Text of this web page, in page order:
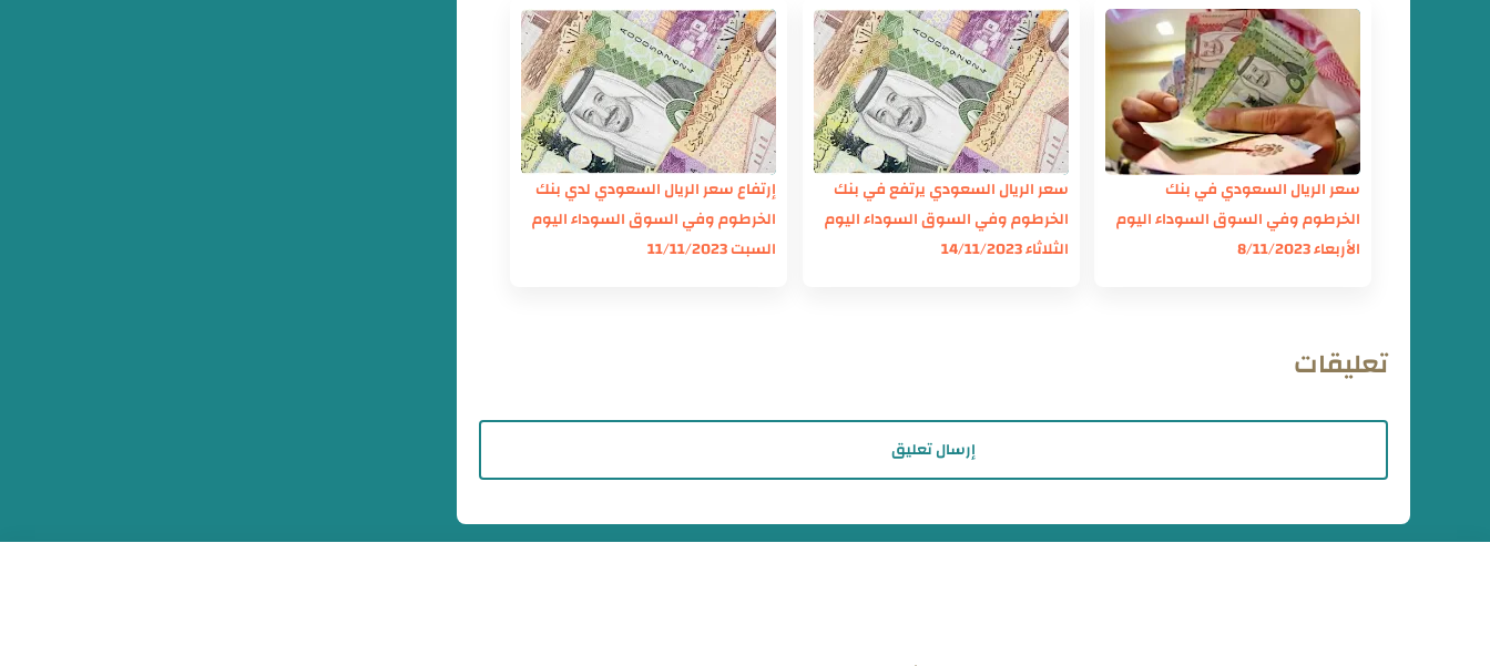
سعر الريال السعودي في بنك
الخرطوم وفي السوق السوداء اليوم
الأربعاء 8/11/2023
سعر الريال السعودي يرتفع في بنك
الخرطوم وفي السوق السوداء اليوم
الثلاثاء 14/11/2023
إرتفاع سعر الريال السعودي لدي بنك
الخرطوم وفي السوق السوداء اليوم
السبت 11/11/2023
تعليقات
إرسال تعليق